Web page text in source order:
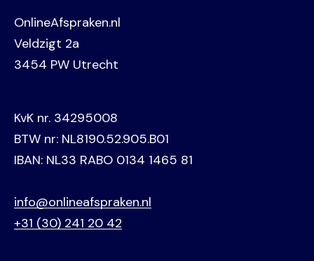
OnlineAfspraken.nl
Veldzigt 2a
3454 PW Utrecht
KvK nr. 34295008
BTW nr: NL8190.52.905.B01
IBAN: NL33 RABO 0134 1465 81
info@onlineafspraken.nl
+31 (30) 241 20 42